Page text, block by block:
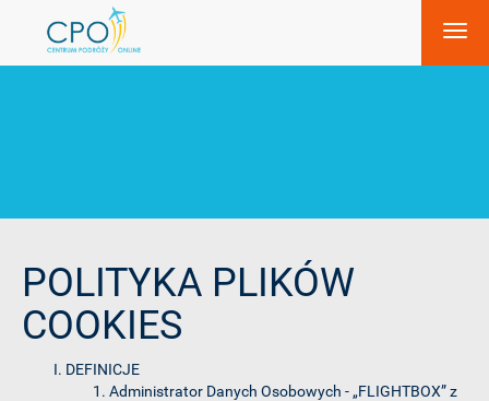
POLITYKA PLIKÓW
COOKIES
DEFINICJE
Administrator Danych Osobowych - „FLIGHTBOX” z